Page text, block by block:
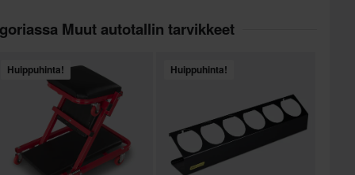
Muut autotallin tarvikkeet
Huippuhinta! Huippuhinta!